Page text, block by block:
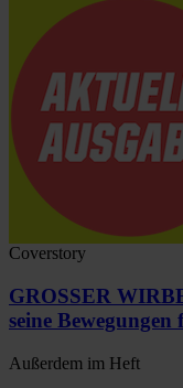
Coverstory
GROSSER
seine Bewegungen
Außerdem im Heft